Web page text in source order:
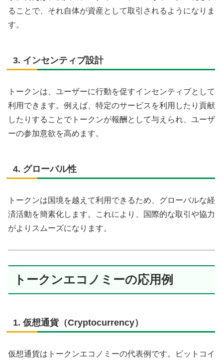
ることで、それ自体が資産として取引されるようになりま
す。
3. インセンティブ設計
トークンは、ユーザーに行動を促すインセンティブとして
利用できます。例えば、特定のサービスを利用したり貢献
したりすることでトークンが報酬として与えられ、ユーザ
ーの参加意欲を高めます。
4. グローバル性
トークンは国境を越えて利用できるため、グローバルな経
済活動を簡素化します。これにより、国際的な取引や協力
がよりスムーズになります。
トークンエコノミーの応用例
1. 仮想通貨（Cryptocurrency）
仮想通貨はトークンエコノミーの代表例です。ビットコイ